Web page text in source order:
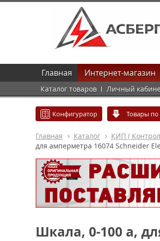
Главная Интернет-магазин
Каталог товаров Личный
Конфигуратор Товары по
Главная Каталог КИП (
для амперметра 16074 Schneider
Шкала, 0-100 a,